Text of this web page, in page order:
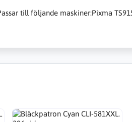
till följande maskiner:Pixma